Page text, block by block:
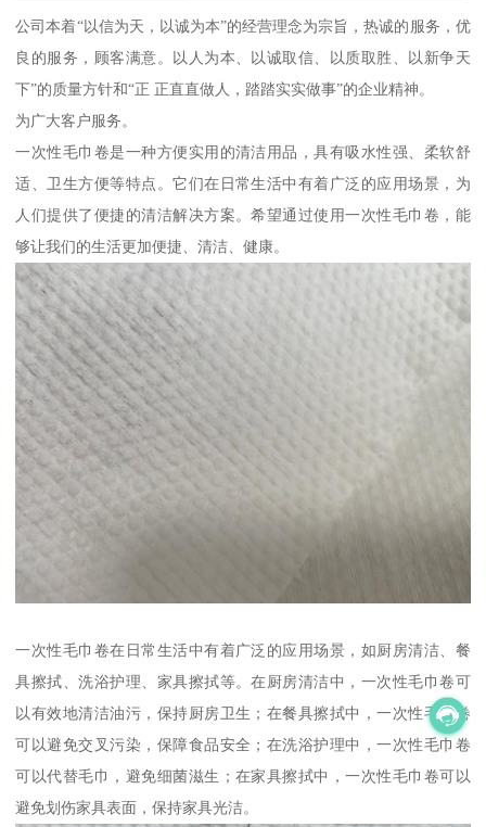
公司本着“以信为天，以诚为本”的经营理念为宗旨，热诚的服务，优
良的服务，顾客满意。以人为本、以诚取信、以质取胜、以新争天
下”的质量方针和“正 正直直做人，踏踏实实做事”的企业精神。
为广大客户服务。
一次性毛巾卷是一种方便实用的清洁用品，具有吸水性强、柔软舒
适、卫生方便等特点。它们在日常生活中有着广泛的应用场景，为
人们提供了便捷的清洁解决方案。希望通过使用一次性毛巾卷，能
够让我们的生活更加便捷、清洁、健康。
一次性毛巾卷在日常生活中有着广泛的应用场景，如厨房清洁、餐
具擦拭、洗浴护理、家具擦拭等。在厨房清洁中，一次性毛巾卷可
以有效地清洁油污，保持厨房卫生；在餐具擦拭中，一次性毛巾卷
可以避免交叉污染，保障食品安全；在洗浴护理中，一次性毛巾卷
可以代替毛巾，避免细菌滋生；在家具擦拭中，一次性毛巾卷可以
避免划伤家具表面，保持家具光洁。